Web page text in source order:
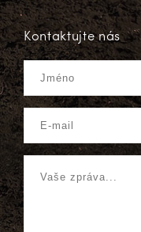
Kontaktujte nás